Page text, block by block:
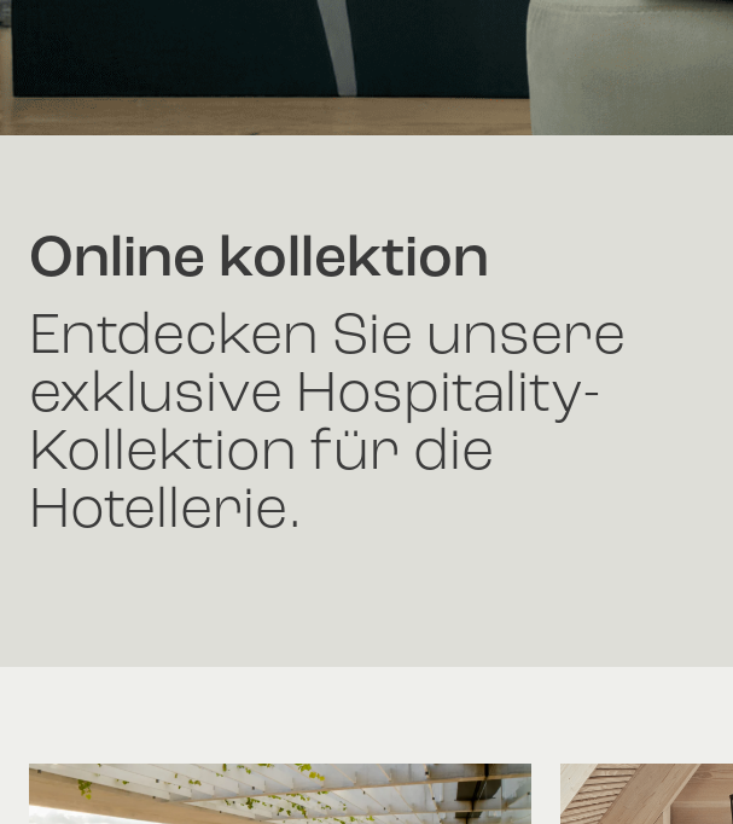
Online kollektion
Entdecken Sie unsere
exklusive Hospitality-
Kollektion für die
Hotellerie.